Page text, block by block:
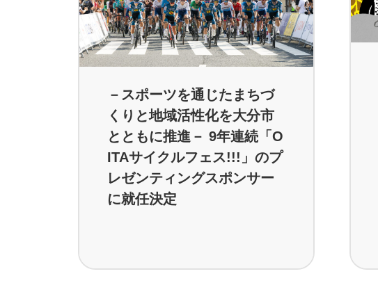
－スポーツを通じたまちづ
くりと地域活性化を大分市
とともに推進－ 9年連続「O
ITAサイクルフェス!!!」のプ
レゼンティングスポンサー
に就任決定